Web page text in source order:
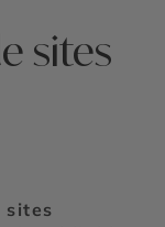
sites
sites